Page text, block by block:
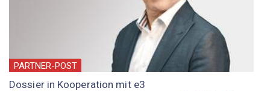
PARTNER-POST
Dossier in Kooperation mit e3